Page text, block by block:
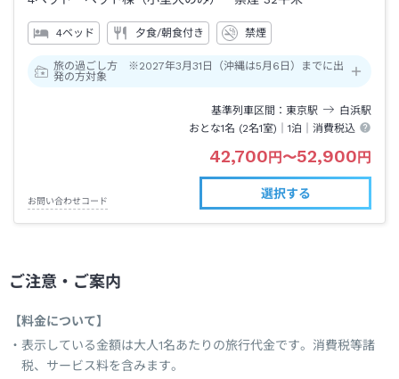
4ベッド 夕食/朝食付き 禁煙
旅の過ごし方 ※2027年3月31日（沖縄は5月6日）までに出
発の方対象
基準列車区間 東京駅 白浜駅
おとな1名 (2名1室)｜1泊 ｜消費税込
42,700 円 〜52,900 円
お問い合わせコード
選択する
ご注意・ご案内
【料金について】
表示している金額は大人1名あたりの旅行代金です。消費税等諸
税、サービス料を含みます。